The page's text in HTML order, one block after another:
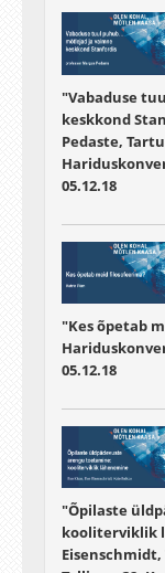
"Vabaduse
keskkond
Pedaste,
05.12.18
"Kes õpetab
05.12.18
"Õpilaste
kooliterviklik